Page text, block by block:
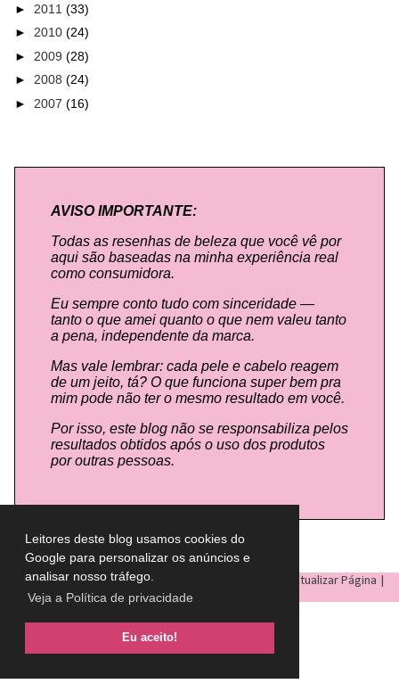
Leitores deste blog usamos cookies do
Google para personalizar os anúncios e
analisar nosso tráfego.
Veja a Política de privacidade
Eu aceito!
► 2011 (33)
► 2010 (24)
► 2009 (28)
► 2008 (24)
► 2007 (16)
AVISO IMPORTANTE:
Todas as resenhas de beleza que você vê por
aqui são baseadas na minha experiência real
como consumidora.
Eu sempre conto tudo com sinceridade —
tanto o que amei quanto o que nem valeu tanto
a pena, independente da marca.
Mas vale lembrar: cada pele e cabelo reagem
de um jeito, tá? O que funciona super bem pra
mim pode não ter o mesmo resultado em você.
Por isso, este blog não se responsabiliza pelos
resultados obtidos após o uso dos produtos
por outras pessoas.
LULU ON THE SKY - Todos os direitos reservados © | Atualizar Página